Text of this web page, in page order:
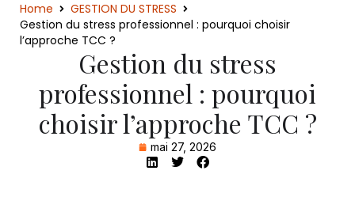
Home
GESTION DU STRESS
Gestion du stress professionnel : pourquoi choisir
l’approche TCC ?
Gestion du stress
professionnel : pourquoi
choisir l’approche TCC ?
mai 27, 2026